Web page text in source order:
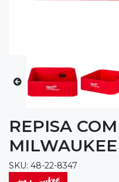
REPISA
SKU: 48-22-8347